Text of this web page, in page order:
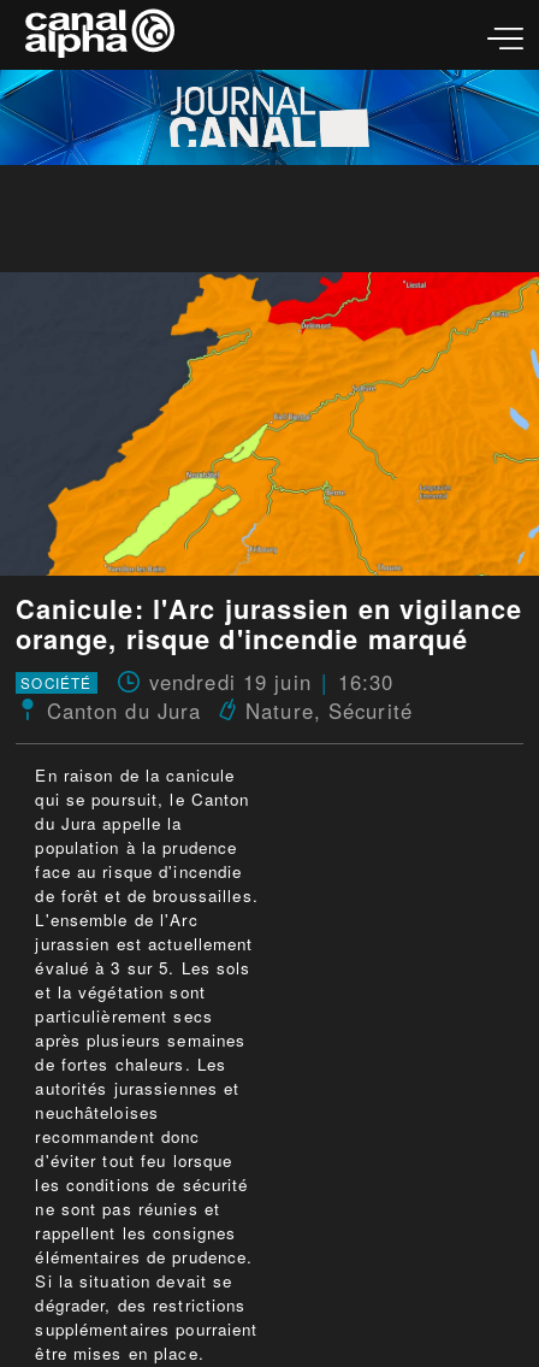
Canicule: l'Arc jurassien en vigilance
orange, risque d'incendie marqué
SOCIÉTÉ vendredi 19 juin
16:30
Canton du Jura
Nature, Sécurité
En raison de la canicule
qui se poursuit, le Canton
du Jura appelle la
population à la prudence
face au risque d'incendie
de forêt et de broussailles.
L'ensemble de l'Arc
jurassien est actuellement
évalué à 3 sur 5. Les sols
et la végétation sont
particulièrement secs
après plusieurs semaines
de fortes chaleurs. Les
autorités jurassiennes et
neuchâteloises
recommandent donc
d'éviter tout feu lorsque
les conditions de sécurité
ne sont pas réunies et
rappellent les consignes
élémentaires de prudence.
Si la situation devait se
dégrader, des restrictions
supplémentaires pourraient
être mises en place.